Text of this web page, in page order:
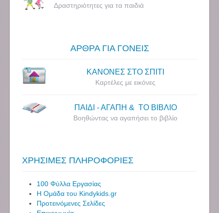
Δραστηριότητες για τα παιδιά
ΑΡΘΡΑ ΓΙΑ ΓΟΝΕΙΣ
ΚΑΝΟΝΕΣ ΣΤΟ ΣΠΙΤΙ
Καρτέλες με εικόνες
ΠΑΙΔΙ - ΑΓΑΠΗ & ΤΟ ΒΙΒΛΙΟ
Βοηθώντας να αγαπήσει το βιβλίο
ΧΡΗΣΙΜΕΣ ΠΛΗΡΟΦΟΡΙΕΣ
100 Φύλλα Εργασίας
Η Ομάδα του Kindykids.gr
Προτεινόμενες Σελίδες